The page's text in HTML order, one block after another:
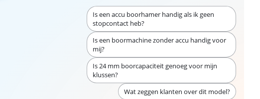
Is een accu boorhamer handig als ik geen
stopcontact heb?
Is een boormachine zonder accu handig voor
mij?
Is 24 mm boorcapaciteit genoeg voor mijn
klussen?
Wat zeggen klanten over dit model?